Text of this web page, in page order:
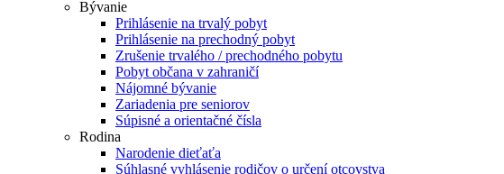
Bývanie
Prihlásenie na trvalý pobyt
Prihlásenie na prechodný pobyt
Zrušenie trvalého / prechodného pobytu
Pobyt občana v zahraničí
Nájomné bývanie
Zariadenia pre seniorov
Súpisné a orientačné čísla
Rodina
Narodenie dieťaťa
Súhlasné vyhlásenie rodičov o určení otcovstva